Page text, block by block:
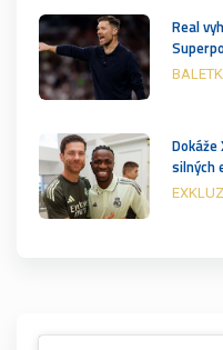
Real
silných